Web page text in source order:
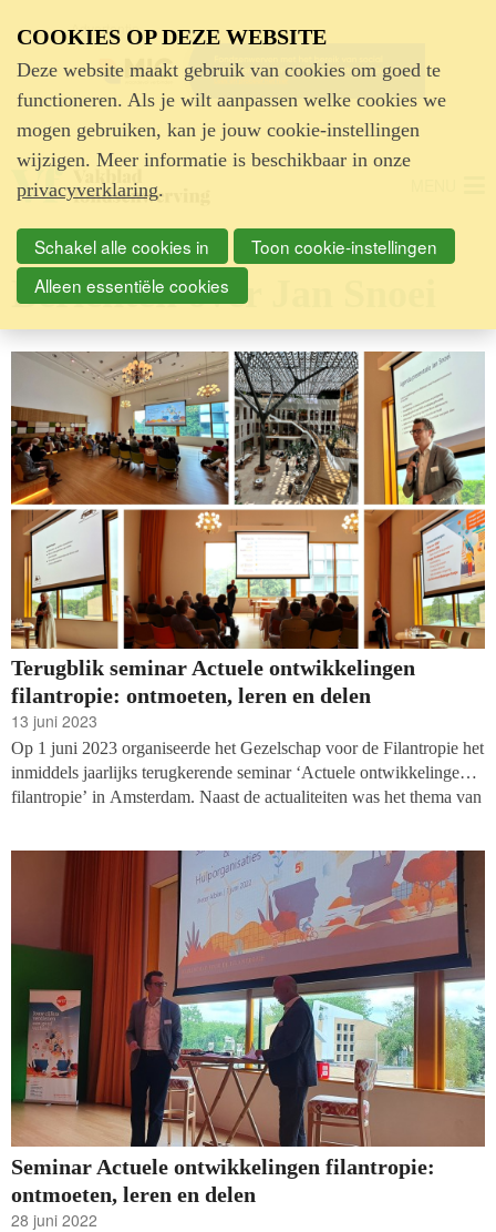
Advertentie
Berichten over Jan Snoei
Terugblik seminar Actuele ontwikkelingen
filantropie: ontmoeten, leren en delen
13 juni 2023
Op 1 juni 2023 organiseerde het Gezelschap voor de Filantropie het
inmiddels jaarlijks terugkerende seminar ‘Actuele ontwikkelingen
filantropie’ in Amsterdam. Naast de actualiteiten was het thema van
profitorganisaties en vermogensfondsen kwamen bij elkaar om
elkaar te ontmoeten, te leren, te delen en geïnspireerd te worden
door elkaars verhalen.
Seminar Actuele ontwikkelingen filantropie:
ontmoeten, leren en delen
28 juni 2022
COOKIES OP DEZE WEBSITE
Deze website maakt gebruik van cookies om goed te
functioneren. Als je wilt aanpassen welke cookies we
mogen gebruiken, kan je jouw cookie-instellingen
wijzigen. Meer informatie is beschikbaar in onze
privacyverklaring.
Schakel alle cookies in
Toon cookie-instellingen
Alleen essentiële cookies